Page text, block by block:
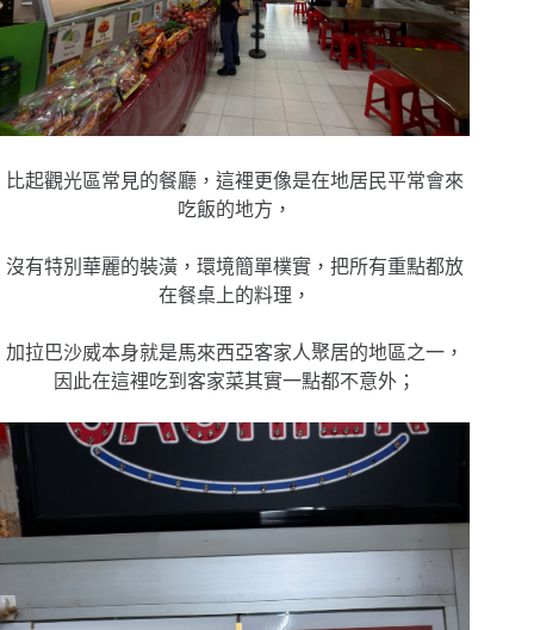
比起觀光區常見的餐廳，這裡更像是在地居民平常會來
吃飯的地方，
沒有特別華麗的裝潢，環境簡單樸實，把所有重點都放
在餐桌上的料理，
加拉巴沙威本身就是馬來西亞客家人聚居的地區之一，
因此在這裡吃到客家菜其實一點都不意外；